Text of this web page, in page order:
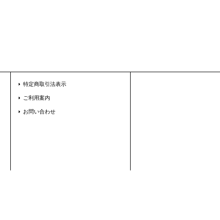
特定商取引法表示
ご利用案内
お問い合わせ